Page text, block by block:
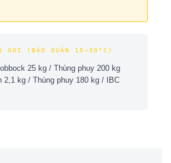
GÓI (BẢO QUẢN 15–30°C)
25 kg / Thùng phuy 200 kg
2,1 kg / Thùng phuy 180 kg / IBC